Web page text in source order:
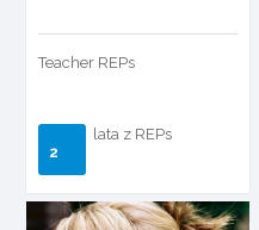
Teacher REPs
2
lata z REPs